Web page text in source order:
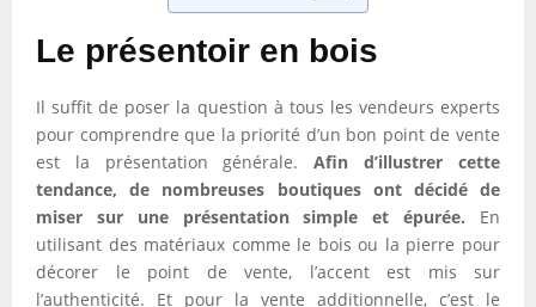
Le présentoir en bois
Il suffit de poser la question à tous les vendeurs experts
pour comprendre que la priorité d’un bon point de vente
est la présentation générale.Afin d’illustrer cette
tendance, de nombreuses boutiques ont décidé de
miser sur une présentation simple et épurée. En
utilisant des matériaux comme le bois ou la pierre pour
décorer le point de vente, l’accent est mis sur
l’authenticité. Et pour la vente additionnelle, c’est le